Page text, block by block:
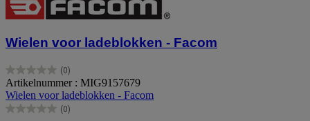
Wielen voor ladeblokken - Facom
(0)
0.0
van
de
5
Artikelnummer : MIG9157679
Wielen voor ladeblokken - Facom
(0)
0.0